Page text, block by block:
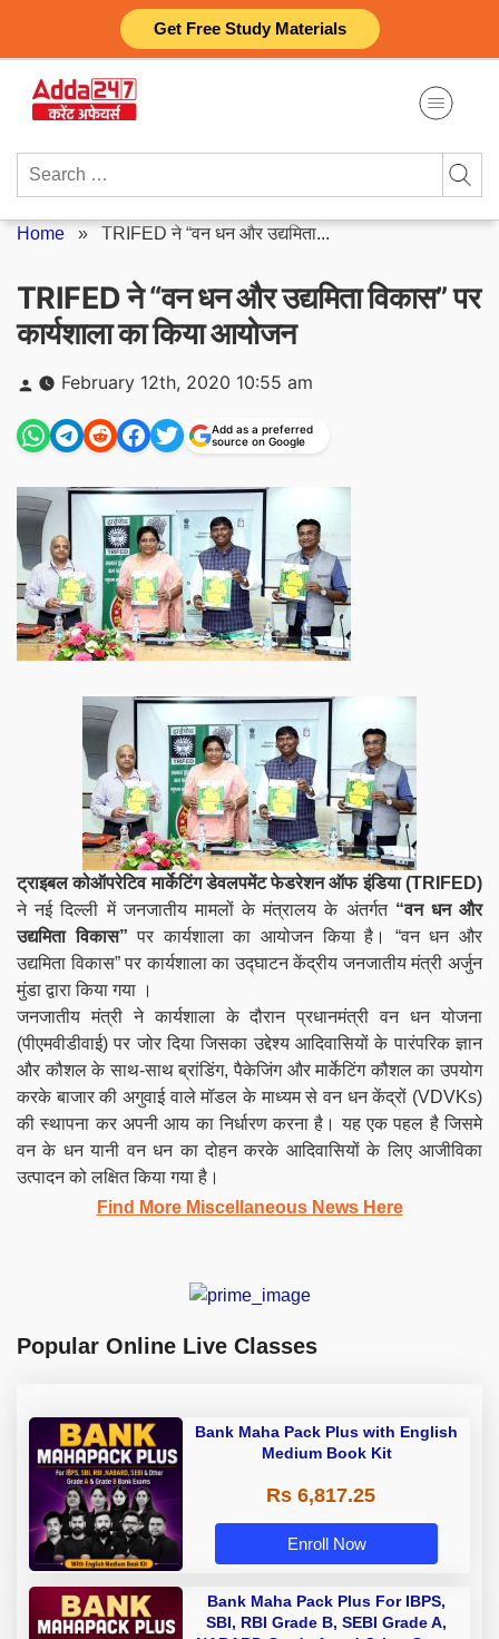
Get Free Study Materials
content
Search
Home » TRIFED ने “वन धन और उद्यमिता...
TRIFED ने “वन धन और उद्यमिता विकास” पर
कार्यशाला का किया आयोजन
Posted
by
February 12th, 2020 10:55 am
Add as a preferred
source on Google
ट्राइबल कोऑपरेटिव मार्केटिंग डेवलपमेंट फेडरेशन ऑफ इंडिया (TRIFED)
ने नई दिल्ली में जनजातीय मामलों के मंत्रालय के अंतर्गत “वन धन और
उद्यमिता विकास” पर कार्यशाला का आयोजन किया है। “वन धन और
उद्यमिता विकास” पर कार्यशाला का उद्घाटन केंद्रीय जनजातीय मंत्री अर्जुन
मुंडा द्वारा किया गया ।
जनजातीय मंत्री ने कार्यशाला के दौरान प्रधानमंत्री वन धन योजना
(पीएमवीडीवाई) पर जोर दिया जिसका उद्देश्य आदिवासियों के पारंपरिक ज्ञान
और कौशल के साथ-साथ ब्रांडिंग, पैकेजिंग और मार्केटिंग कौशल का उपयोग
करके बाजार की अगुवाई वाले मॉडल के माध्यम से वन धन केंद्रों (VDVKs)
की स्थापना कर अपनी आय का निर्धारण करना है। यह एक पहल है जिसमे
वन के धन यानी वन धन का दोहन करके आदिवासियों के लिए आजीविका
उत्पादन को लक्षित किया गया है।
Find More Miscellaneous News Here
Popular Online Live Classes
Bank Maha Pack Plus with English
Medium Book Kit
Rs 6,817.25
Enroll Now
Bank Maha Pack Plus For IBPS,
SBI, RBI Grade B, SEBI Grade A,